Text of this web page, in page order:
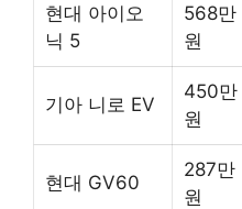
현대 아이오
닉 5
568만
원
기아 니로 EV
450만
원
현대 GV60
287만
원